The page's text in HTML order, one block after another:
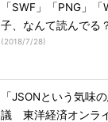
「SWF」「PNG」
子、なんて読んでる
(2018/7/28)
「JSONという気味
議 東洋経済オンラ